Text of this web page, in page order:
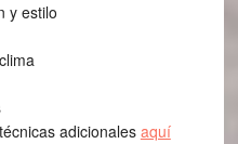
y estilo
adicionales aquí